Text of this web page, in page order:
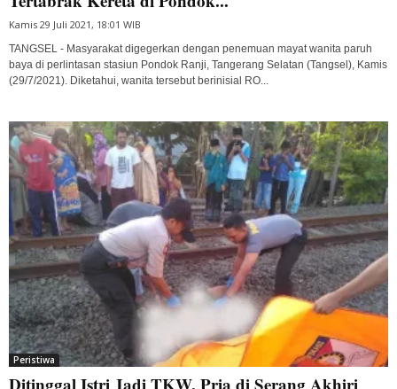
Kamis 29 Juli 2021, 18:01 WIB
TANGSEL - Masyarakat digegerkan dengan penemuan mayat wanita paruh
baya di perlintasan stasiun Pondok Ranji, Tangerang Selatan (Tangsel), Kamis
(29/7/2021). Diketahui, wanita tersebut berinisial RO...
Peristiwa
Ditinggal Istri Jadi TKW, Pria di Serang Akhiri